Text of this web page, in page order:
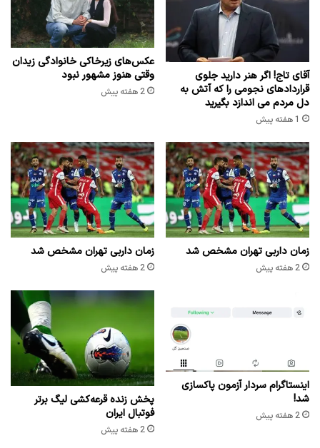
آقای تاج! اگر هنر دارید جلوی
قراردادهای نجومی را که آتش به
دل مردم می اندازد بگیرید
1 هفته پیش
عکس‌های زیرخاکی خانوادگی زیدان
وقتی هنوز مشهور نبود
2 هفته پیش
زمان داربی تهران مشخص شد
2 هفته پیش
زمان داربی تهران مشخص شد
2 هفته پیش
اینستاگرام سردار آزمون پاکسازی
شد!
2 هفته پیش
پخش زنده قرعه‌کشی لیگ برتر
فوتبال ایران
2 هفته پیش